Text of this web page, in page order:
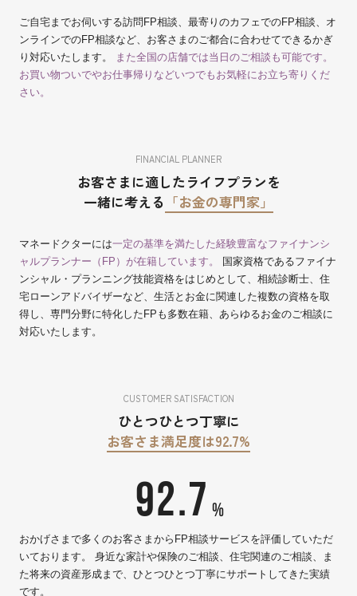
ご自宅までお伺いする訪問FP相談、最寄りのカフェでのFP相談、オ
ンラインでのFP相談など、お客さまのご都合に合わせてできるかぎ
り対応いたします。
また全国の店舗では当日のご相談も可能です。
お買い物ついでやお仕事帰りなどいつでもお気軽にお立ち寄りくだ
さい。
FINANCIAL PLANNER
お客さまに適したライフプランを
一緒に考える 「お金の専門家」
マネードクターには一定の基準を満たした経験豊富なファイナンシ
ャルプランナー（FP）が在籍しています。 国家資格であるファイナ
ンシャル・プランニング技能資格をはじめとして、相続診断士、住
宅ローンアドバイザーなど、生活とお金に関連した複数の資格を取
得し、専門分野に特化したFPも多数在籍、あらゆるお金のご相談に
対応いたします。
CUSTOMER SATISFACTION
ひとつひとつ丁寧に
お客さま満足度は92.7%
おかげさまで多くのお客さまからFP相談サービスを評価していただ
いております。 身近な家計や保険のご相談、住宅関連のご相談、ま
た将来の資産形成まで、ひとつひとつ丁寧にサポートしてきた実績
です。
92.7 %